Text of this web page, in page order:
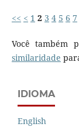
<< < 1 2 3 4 5 6 7
Você também
similaridade
IDIOMA
English